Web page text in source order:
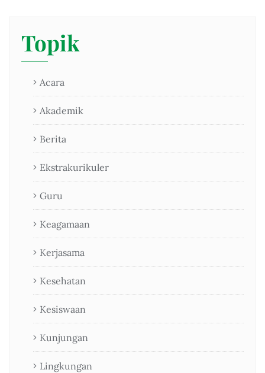
Topik
Acara
Akademik
Berita
Ekstrakurikuler
Guru
Keagamaan
Kerjasama
Kesehatan
Kesiswaan
Kunjungan
Lingkungan